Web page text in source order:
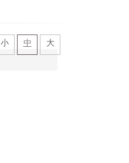
小 中 大